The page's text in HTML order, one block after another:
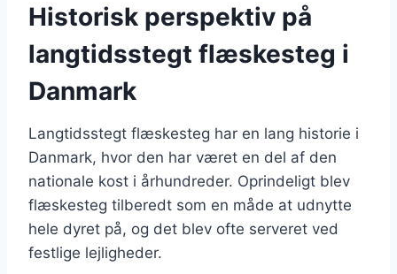
Historisk perspektiv på
langtidsstegt flæskesteg i
Danmark
Langtidsstegt flæskesteg har en lang historie i
Danmark, hvor den har været en del af den
nationale kost i århundreder. Oprindeligt blev
flæskesteg tilberedt som en måde at udnytte
hele dyret på, og det blev ofte serveret ved
festlige lejligheder.